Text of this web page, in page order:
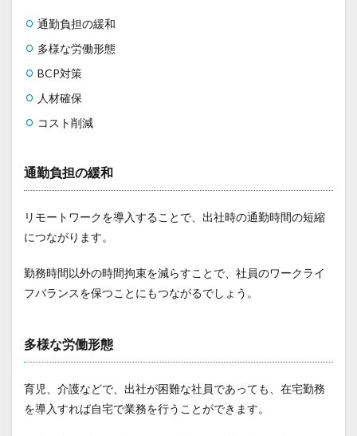
通勤負担の緩和
多様な労働形態
BCP対策
人材確保
コスト削減
通勤負担の緩和
リモートワークを導入することで、出社時の通勤時間の短縮
につながります。
勤務時間以外の時間拘束を減らすことで、社員のワークライ
フバランスを保つことにもつながるでしょう。
多様な労働形態
育児、介護などで、出社が困難な社員であっても、在宅勤務
を導入すれば自宅で業務を行うことができます。